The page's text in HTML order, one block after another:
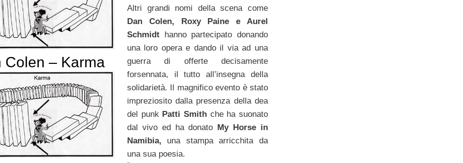
Altri grandi nomi della scena come
Dan Colen, Roxy Paine e Aurel
Schmidt hanno partecipato donando
una loro opera e dando il via ad una
guerra di offerte decisamente
forsennata, il tutto all’insegna della
solidarietà. Il magnifico evento è stato
impreziosito dalla presenza della dea
del punk Patti Smithche ha suonato
dal vivo ed ha donato My Horse in
Namibia, una stampa arricchita da
una sua poesia.
Colen – Karma